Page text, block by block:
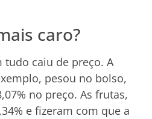
caro?
caiu de preço. A
pesou no bolso,
no preço. As frutas,
e fizeram com que a